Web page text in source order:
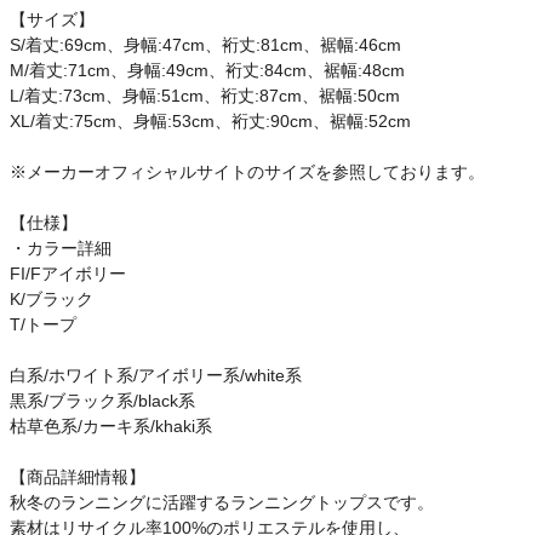
ご利用ガイド
クーポン一覧
商品レビュー
アウトレットセール
スタッフコーディネート
スタッフブログ
【サイズ】
S/着丈:69cm、身幅:47cm、裄丈:81cm、裾幅:46cm
M/着丈:71cm、身幅:49cm、裄丈:84cm、裾幅:48cm
L/着丈:73cm、身幅:51cm、裄丈:87cm、裾幅:50cm
XL/着丈:75cm、身幅:53cm、裄丈:90cm、裾幅:52cm
※メーカーオフィシャルサイトのサイズを参照しております。
【仕様】
・カラー詳細
FI/Fアイボリー
K/ブラック
T/トープ
白系/ホワイト系/アイボリー系/white系
黒系/ブラック系/black系
枯草色系/カーキ系/khaki系
【商品詳細情報】
秋冬のランニングに活躍するランニングトップスです。
素材はリサイクル率100%のポリエステルを使用し、